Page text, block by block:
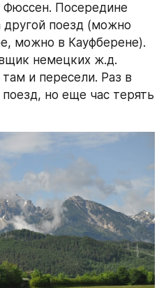
Фюссен. Посередине
поезд (можно
можно в Кауфберене).
немецких ж.д.
и пересели. Раз в
но еще час терять